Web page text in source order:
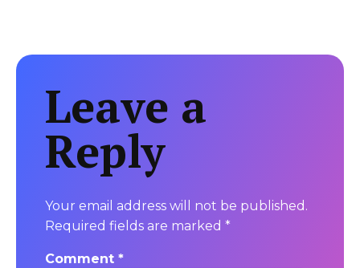
Leave a
Reply
Your email address will not be published.
Required fields are marked *
Comment *